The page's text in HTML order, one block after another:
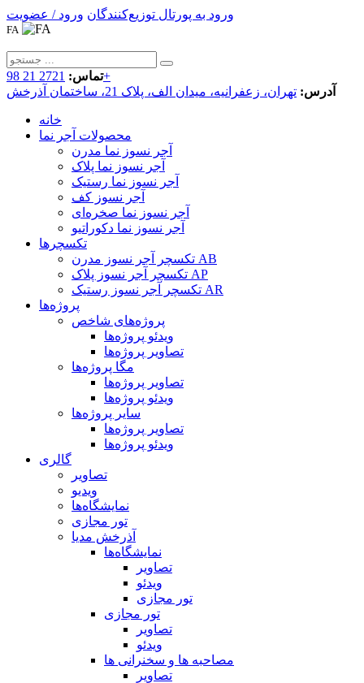
ورود به پورتال توزیع‌کنندگان ورود / عضویت
FA
تماس:2721 21 98+
آدرس: تهران، زعفرانیه، میدان الف، پلاک 21، ساختمان آذرخش
خانه
محصولات آجر نما
آجر نسوز نما مدرن
آجر نسوز نما پلاک
آجر نسوز نما رستیک
آجر نسوز کف
آجر نسوز نما صخره‌ای
آجر نسوز نما دکوراتیو
تکسچرها
تکسچر آجر نسوز مدرن AB
تکسچر آجر نسوز پلاک AP
تکسچر آجر نسوز رستیک AR
پروژه‌ها
پروژه‌های شاخص
ویدئو پروژه‌ها
تصاویر پروژه‌ها
مگا پروژه‌ها
تصاویر پروژه‌ها
ویدئو پروژه‌ها
سایر پروژه‌ها
تصاویر پروژه‌ها
ویدئو پروژه‌ها
گالری
تصاویر
ویدیو
نمایشگاه‌ها
تور مجازی
آذرخش مدیا
نمایشگاه‌ها
تصاویر
ویدئو
تور مجازی
تور مجازی
تصاویر
ویدئو
مصاحبه ها و سخنرانی ها
تصاویر